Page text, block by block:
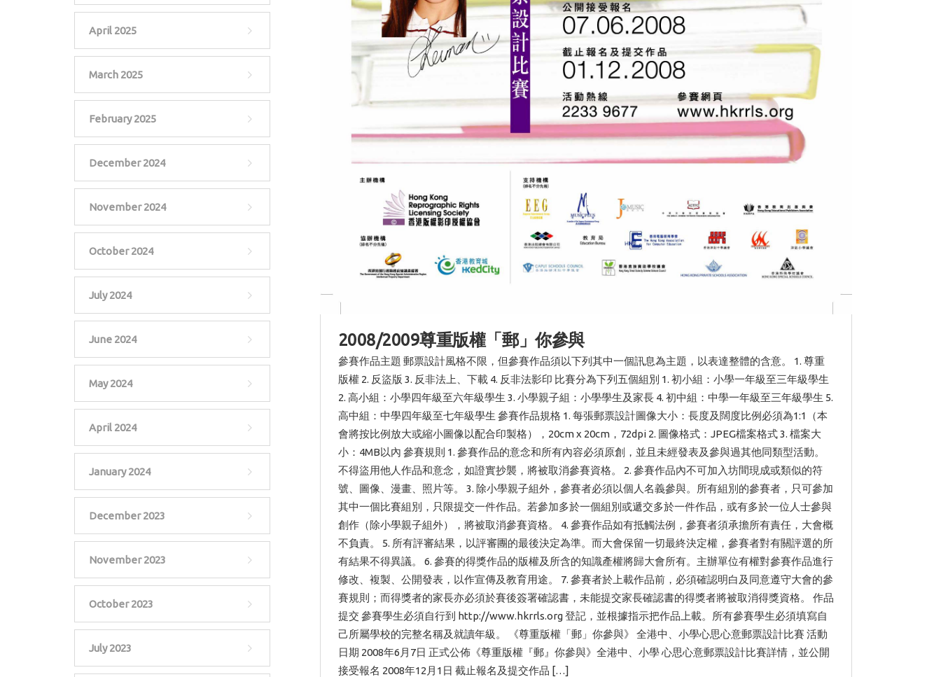
April 2025
March 2025
February 2025
December 2024
November 2024
October 2024
July 2024
June 2024
May 2024
April 2024
January 2024
December 2023
November 2023
October 2023
July 2023
2008/2009尊重版權「郵」你參與
參賽作品主題 郵票設計風格不限，但參賽作品須以下列其中一個訊息為主題，以表達整體的含意。 1. 尊重
版權 2. 反盜版 3. 反非法上、下載 4. 反非法影印 比賽分為下列五個組別 1. 初小組：小學一年級至三年級學生
2. 高小組：小學四年級至六年級學生 3. 小學親子組：小學學生及家長 4. 初中組：中學一年級至三年級學生 5.
高中組：中學四年級至七年級學生 參賽作品規格 1. 每張郵票設計圖像大小：長度及闊度比例必須為1:1（本
會將按比例放大或縮小圖像以配合印製格），20cm x 20cm，72dpi 2. 圖像格式：JPEG檔案格式 3. 檔案大
小：4MB以內 參賽規則 1. 參賽作品的意念和所有內容必須原創，並且未經發表及參與過其他同類型活動。
不得盜用他人作品和意念，如證實抄襲，將被取消參賽資格。 2. 參賽作品內不可加入坊間現成或類似的符
號、圖像、漫畫、照片等。 3. 除小學親子組外，參賽者必須以個人名義參與。所有組別的參賽者，只可參加
其中一個比賽組別，只限提交一件作品。若參加多於一個組別或遞交多於一件作品，或有多於一位人士參與
創作（除小學親子組外），將被取消參賽資格。 4. 參賽作品如有抵觸法例，參賽者須承擔所有責任，大會概
不負責。 5. 所有評審結果，以評審團的最後決定為準。而大會保留一切最終決定權，參賽者對有關評選的所
有結果不得異議。 6. 參賽的得獎作品的版權及所含的知識產權將歸大會所有。主辦單位有權對參賽作品進行
修改、複製、公開發表，以作宣傳及教育用途。 7. 參賽者於上載作品前，必須確認明白及同意遵守大會的參
賽規則；而得獎者的家長亦必須於賽後簽署確認書，未能提交家長確認書的得獎者將被取消得獎資格。 作品
提交 參賽學生必須自行到 http://www.hkrrls.org 登記，並根據指示把作品上載。所有參賽學生必須填寫自
己所屬學校的完整名稱及就讀年級。 《尊重版權「郵」你參與》 全港中、小學心思心意郵票設計比賽 活動
日期 2008年6月7日 正式公佈《尊重版權『郵』你參與》全港中、小學 心思心意郵票設計比賽詳情，並公開
接受報名 2008年12月1日 截止報名及提交作品 […]